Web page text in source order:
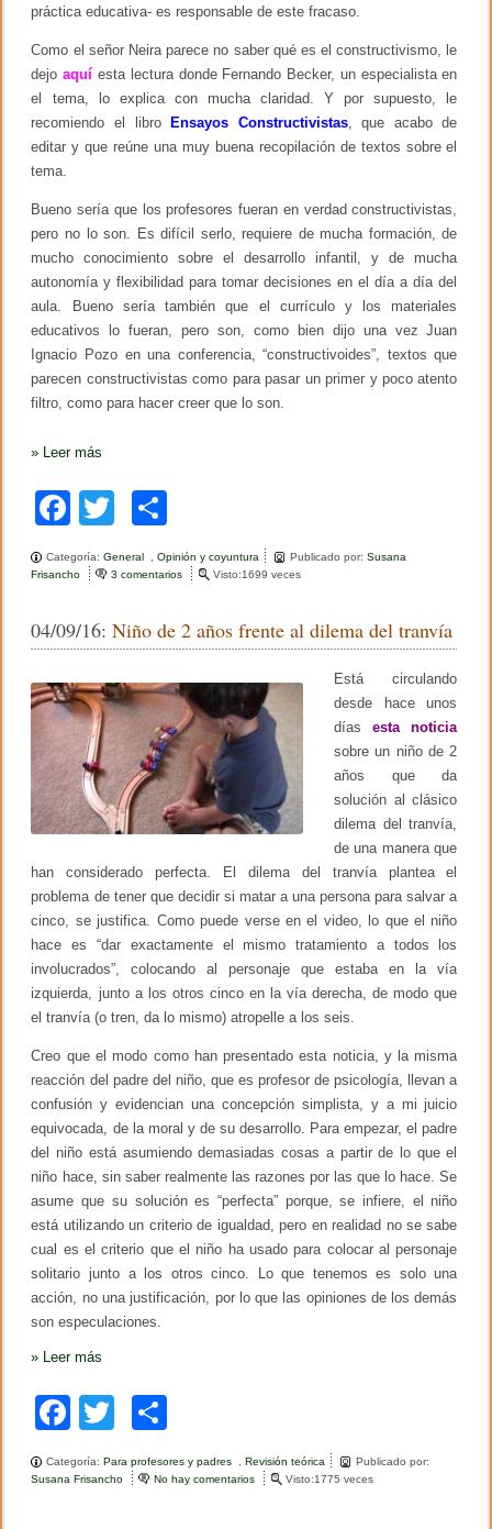
a
a
e
a
U
C
práctica educativa- es responsable de este fracaso.
Como el señor Neira parece no saber qué es el constructivismo, le
dejoaquí esta lectura donde Fernando Becker, un especialista en
el tema, lo explica con mucha claridad. Y por supuesto, le
recomiendo el libro
Ensayos Constructivistas, que acabo de
editar y que reúne una muy buena recopilación de textos sobre el
tema.
Bueno sería que los profesores fueran en verdad constructivistas,
pero no lo son. Es difícil serlo, requiere de mucha formación, de
mucho conocimiento sobre el desarrollo infantil, y de mucha
autonomía y flexibilidad para tomar decisiones en el día a día del
aula. Bueno sería también que el currículo y los materiales
educativos lo fueran, pero son, como bien dijo una vez Juan
Ignacio Pozo en una conferencia, “constructivoides”, textos que
parecen constructivistas como para pasar un primer y poco atento
filtro, como para hacer creer que lo son.
» Leer más
F
a
c
b
o
o
k
wi
tt
o
m
ar
tir
Categoría:General ,Opinión y coyuntura Publicado por:Susana
Frisancho
3 comentarios
u
e
i
r
p
i
n
a
i
n
a
b
e
l
o
d
i
e
Visto:1699 veces
04/09/16:Niño de 2 años frente al dilema del tranvía
Está circulando
desde hace unos
díasesta noticia
sobre un niño de 2
años que da
solución al clásico
dilema del tranvía,
de una manera que
han considerado perfecta. El dilema del tranvía plantea el
problema de tener que decidir si matar a una persona para salvar a
cinco, se justifica. Como puede verse en el video, lo que el niño
hace es “dar exactamente el mismo tratamiento a todos los
involucrados”, colocando al personaje que estaba en la vía
izquierda, junto a los otros cinco en la vía derecha, de modo que
el tranvía (o tren, da lo mismo) atropelle a los seis.
Creo que el modo como han presentado esta noticia, y la misma
reacción del padre del niño, que es profesor de psicología, llevan a
confusión y evidencian una concepción simplista, y a mi juicio
equivocada, de la moral y de su desarrollo. Para empezar, el padre
del niño está asumiendo demasiadas cosas a partir de lo que el
niño hace, sin saber realmente las razones por las que lo hace. Se
asume que su solución es “perfecta” porque, se infiere, el niño
está utilizando un criterio de igualdad, pero en realidad no se sabe
cual es el criterio que el niño ha usado para colocar al personaje
solitario junto a los otros cinco. Lo que tenemos es solo una
acción, no una justificación, por lo que las opiniones de los demás
son especulaciones.
» Leer más
F
a
c
tt
m
Categoría:Para profesores y padres ,Revisión teórica
Publicado por:
Susana Frisancho
No hay comentarios Visto:1775 veces